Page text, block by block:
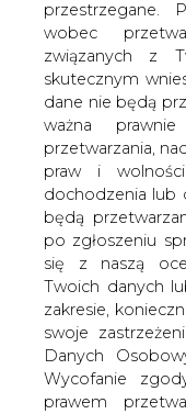
Danych
Wycofanie
prawem
wycofaniem.
W dowolnym
ustawieniach
Jeśli zgadzasz
plików cookies
„Przejdź do
Zarząd Agencji
CIRE.pl
PODPIS
Przesłanie komentarza
cire.pl
KOMENTARZE(0)